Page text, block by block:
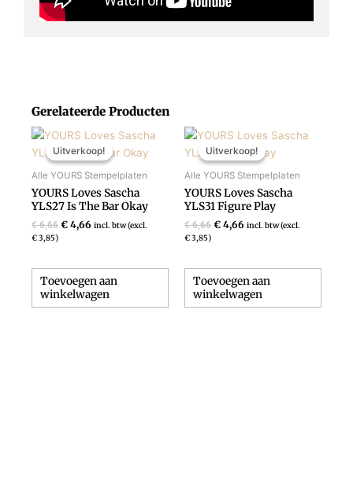
Gerelateerde Producten
Uitverkoop!
Uitverkoop!
Alle YOURS Stempelplaten
YOURS Loves Sascha
YLS27 Is The Bar Okay
€6,66
Oorspronkelijke
prijs
was:
€ 6,66.
€ 4,66
Huidige
prijs
is:
€ 4,66.
incl. btw (excl.
€3,85)
Toevoegen aan
winkelwagen
Uitverkoop!
Uitverkoop!
Alle YOURS Stempelplaten
YOURS Loves Sascha
YLS31 Figure Play
€6,66
Oorspronkelijke
prijs
was:
€ 6,66.
€ 4,66
Huidige
prijs
is:
€ 4,66.
incl. btw (excl.
€3,85)
Toevoegen aan
winkelwagen